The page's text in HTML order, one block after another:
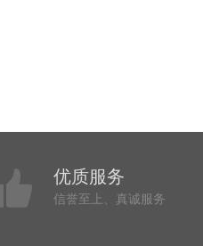
优质服务
信誉至上、真诚服务